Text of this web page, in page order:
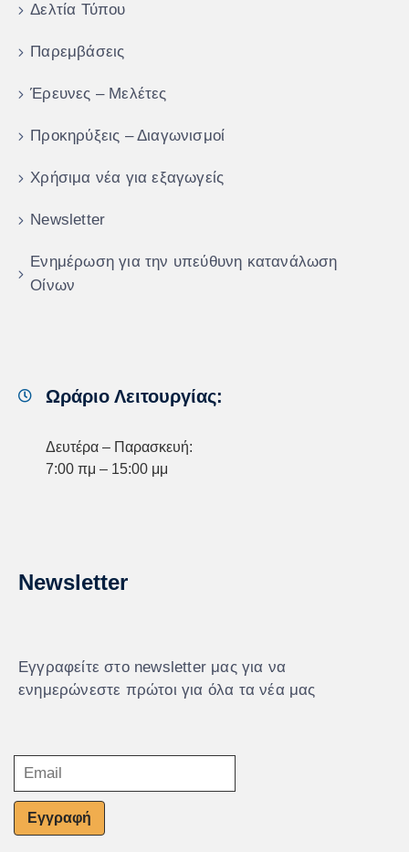
Δελτία Τύπου
Παρεμβάσεις
Έρευνες – Μελέτες
Προκηρύξεις – Διαγωνισμοί
Χρήσιμα νέα για εξαγωγείς
Newsletter
Ενημέρωση για την υπεύθυνη κατανάλωση
Οίνων
Ωράριο Λειτουργίας:
Δευτέρα – Παρασκευή:
7:00 πμ – 15:00 μμ
Newsletter
Εγγραφείτε στο newsletter μας για να
ενημερώνεστε πρώτοι για όλα τα νέα μας
Εγγραφή